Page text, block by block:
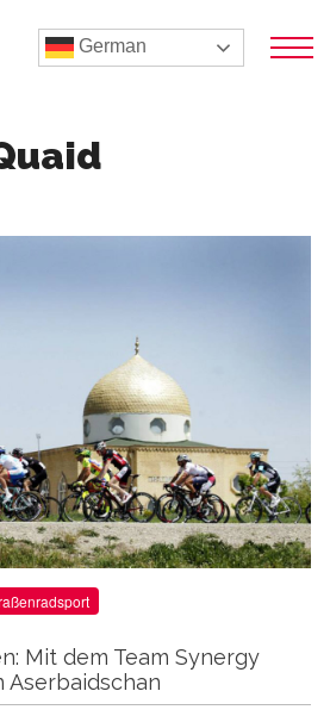
German
Mit dem Team Synergy
Aserbaidschan